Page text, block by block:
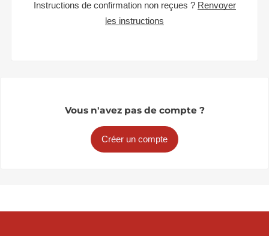
Instructions de confirmation non reçues ? Renvoyer
les instructions
Vous n'avez pas de compte ?
Créer un compte